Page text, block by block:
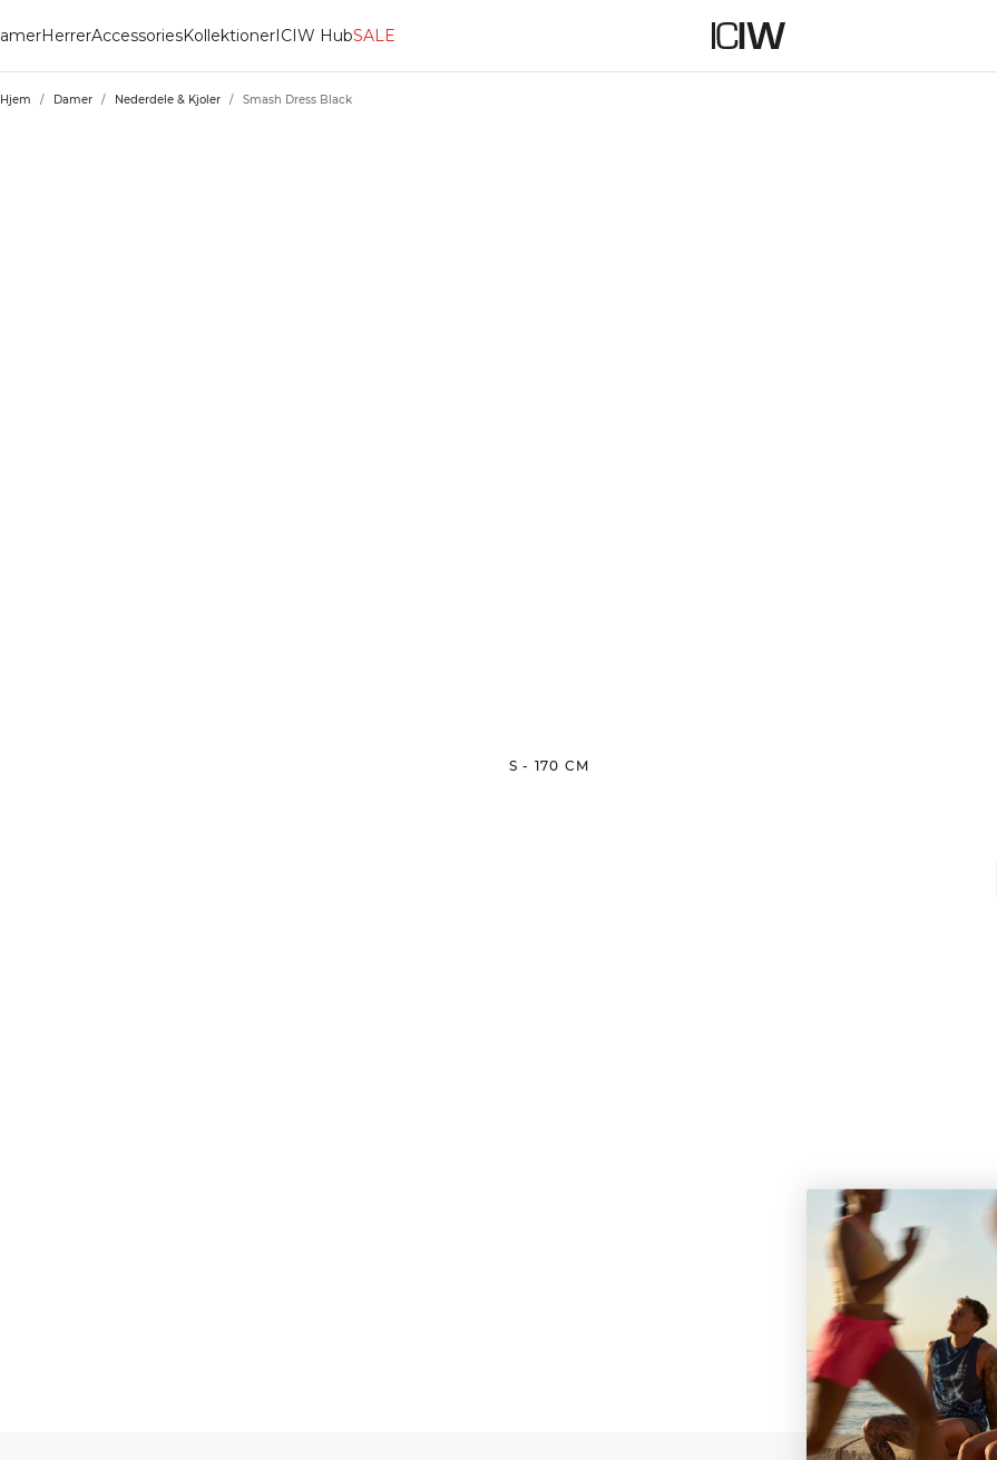
HerrerAccessoriesKollektionerICIW HubSALE
Hjem / Damer / Nederdele & Kjoler / Smash Dress Black
S - 170 CM